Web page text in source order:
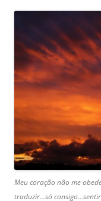
Meu coração não me
traduzir…só